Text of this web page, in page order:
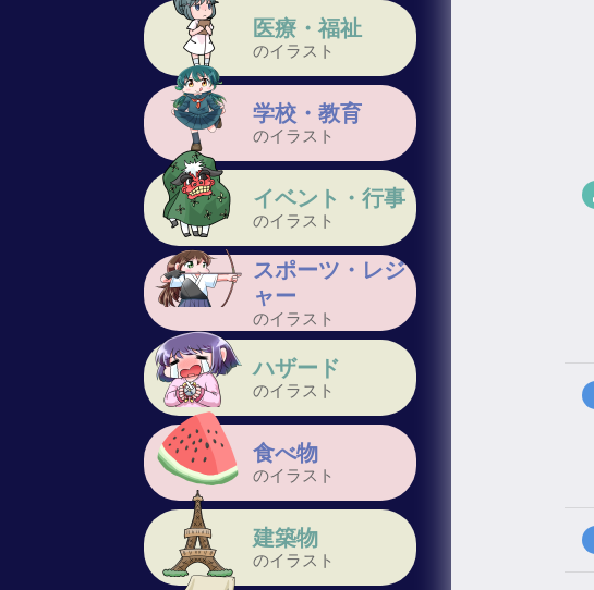
医療・福祉
のイラスト
学校・教育
のイラスト
イベント・行事
のイラスト
スポーツ・レジ
ャー
のイラスト
ハザード
のイラスト
食べ物
のイラスト
建築物
のイラスト